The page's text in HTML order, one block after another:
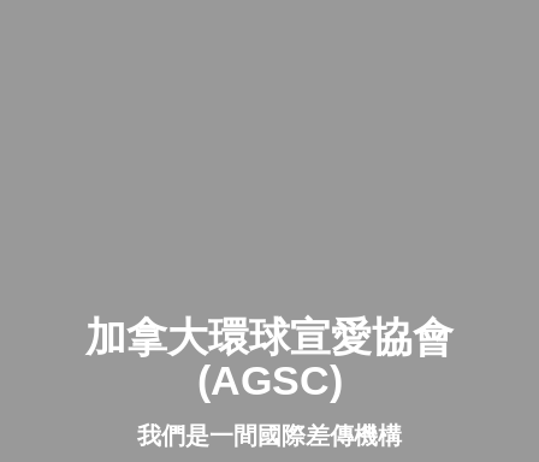
加拿大環球宣愛協會
(AGSC)
我們是一間國際差傳機構